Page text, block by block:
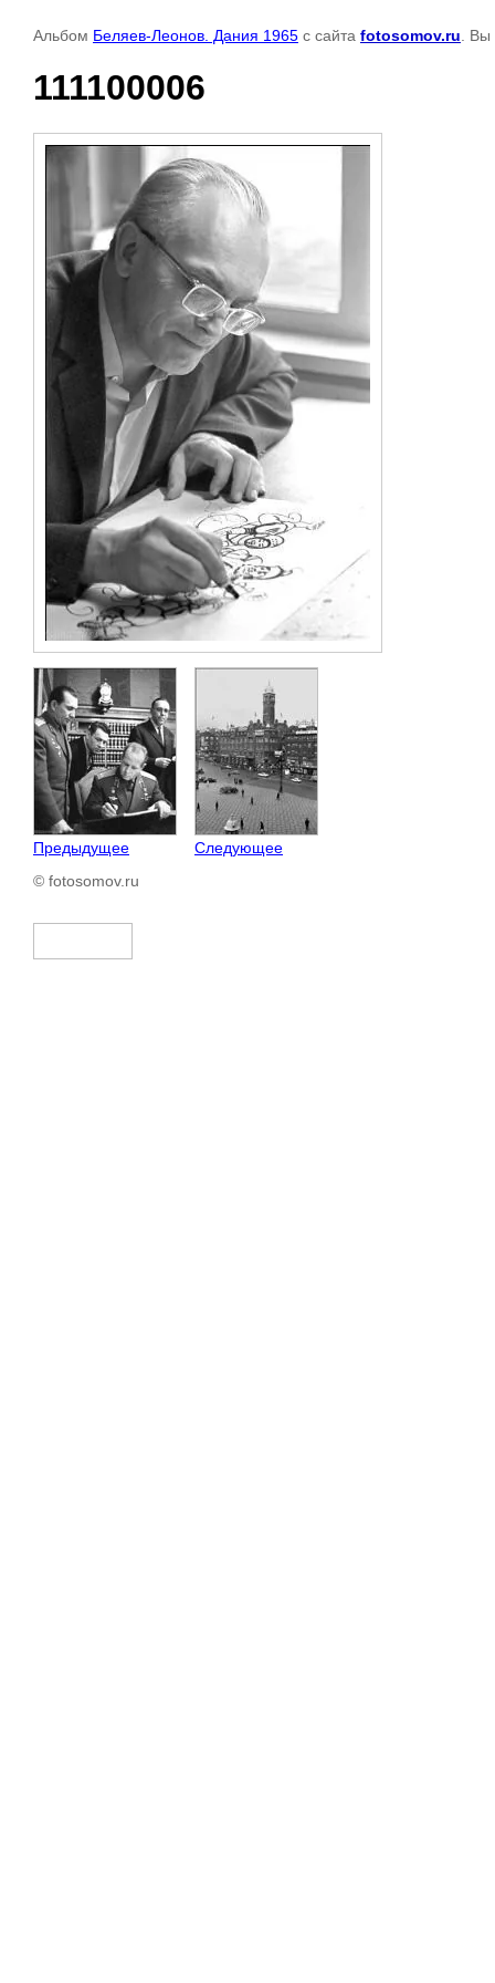
Альбом Беляев-Леонов. Дания 1965 с сайта fotosomov.ru .
111100006
Предыдущее
Следующее
© fotosomov.ru